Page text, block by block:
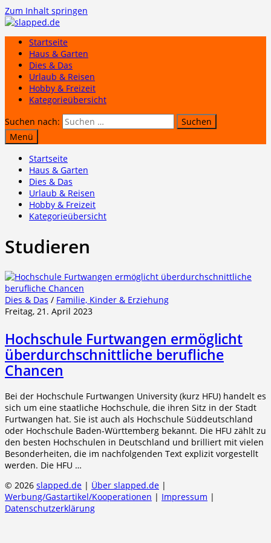
Zum Inhalt springen
Startseite
Haus & Garten
Dies & Das
Urlaub & Reisen
Hobby & Freizeit
Kategorieübersicht
Suchen nach:
Menü
Startseite
Haus & Garten
Dies & Das
Urlaub & Reisen
Hobby & Freizeit
Kategorieübersicht
Studieren
Dies & Das / Familie, Kinder & Erziehung
Freitag, 21. April 2023
Hochschule Furtwangen ermöglicht
überdurchschnittliche berufliche
Chancen
Bei der Hochschule Furtwangen University (kurz HFU) handelt es
sich um eine staatliche Hochschule, die ihren Sitz in der Stadt
Furtwangen hat. Sie ist auch als Hochschule Süddeutschland
oder Hochschule Baden-Württemberg bekannt. Die HFU zählt zu
den besten Hochschulen in Deutschland und brilliert mit vielen
Besonderheiten, die im nachfolgenden Text explizit vorgestellt
werden. Die HFU …
© 2026 slapped.de | Über slapped.de |
Werbung/Gastartikel/Kooperationen | Impressum |
Datenschutzerklärung